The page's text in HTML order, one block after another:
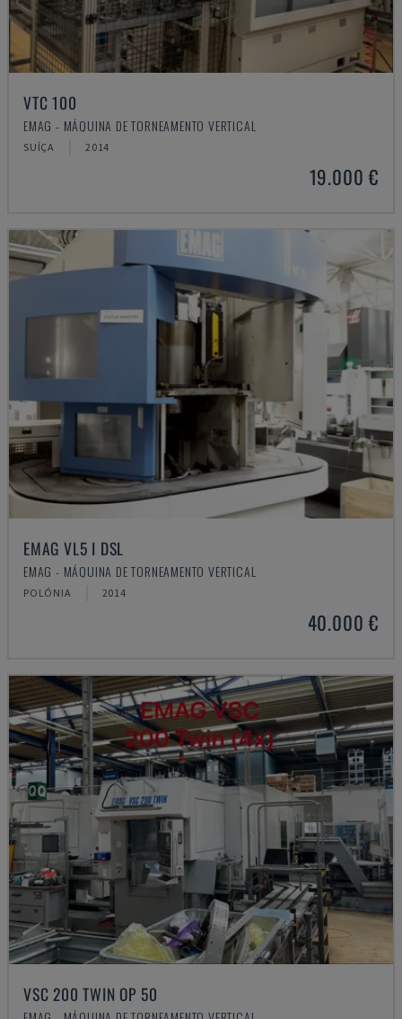
VTC 100
EMAG - MÁQUINA DE TORNEAMENTO VERTICAL
SUÍÇA 2014
19.000 €
EMAG VL5 I DSL
EMAG - MÁQUINA DE TORNEAMENTO VERTICAL
POLÓNIA 2014
40.000 €
VSC 200 TWIN OP 50